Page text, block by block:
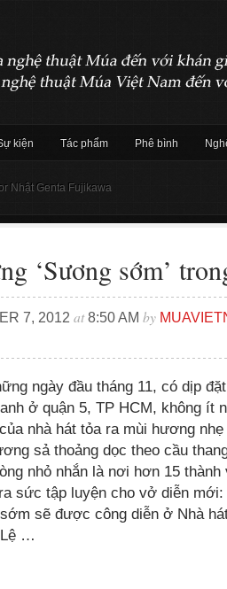
kiện Tác phẩm Phê bình
Nhật Genta Fujikawa
‘Sương sớm’
7, 2012 at8:50 AM by
ngày đầu tháng 11, có dịp
ở quận 5, TP HCM, không ít
nhà hát tỏa ra mùi hương
sả thoảng dọc theo cầu
nhỏ nhắn là nơi hơn 15 thành
sức tập luyện cho vở diễn
sẽ được công diễn ở Nhà
Lệ …